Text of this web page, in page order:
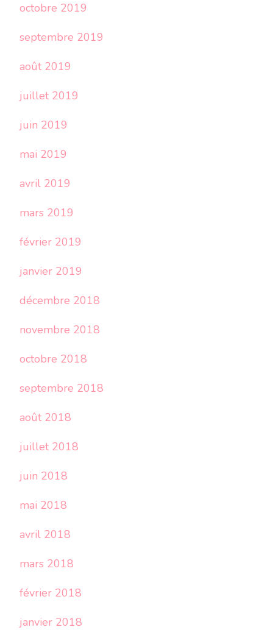
octobre 2019
septembre 2019
août 2019
juillet 2019
juin 2019
mai 2019
avril 2019
mars 2019
février 2019
janvier 2019
décembre 2018
novembre 2018
octobre 2018
septembre 2018
août 2018
juillet 2018
juin 2018
mai 2018
avril 2018
mars 2018
février 2018
janvier 2018